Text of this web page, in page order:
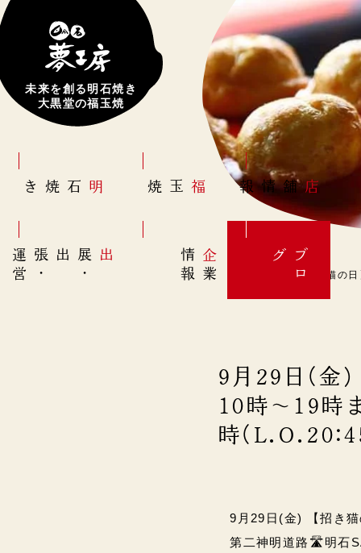
未来を創る明石焼き
大黒堂の福玉焼
明石焼き 福玉焼 店舗情報
出展
・
出張
・
運
営
企
業
情
報
ブ
ロ
グ
9月29日(金)【招き猫の
9月29日(金)
10時～19時
時
9月29日(金) 【招き
第二神明道路🛣️明石